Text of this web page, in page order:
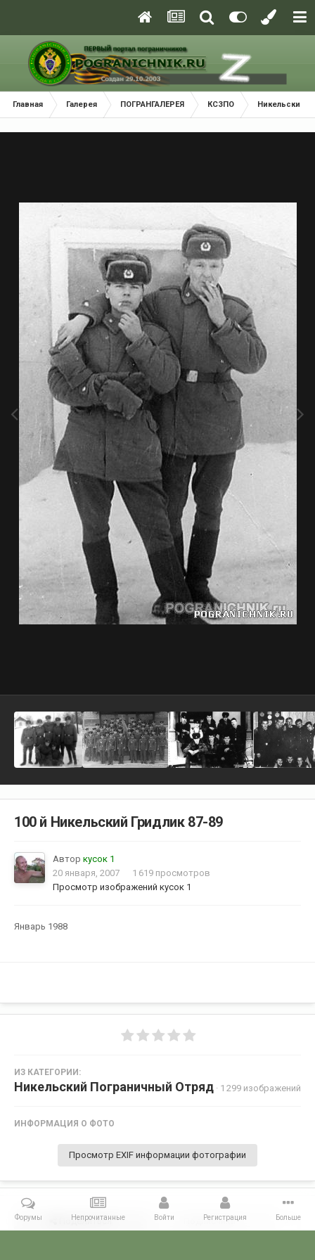
Главная Галерея ПОГРАНГАЛЕРЕЯ КСЗПО Никельский
100 й Никельский Гридлик 87-89
Автор кусок 1
20 января, 2007
1 619 просмотров
Просмотр изображений кусок 1
Январь 1988
ИЗ КАТЕГОРИИ:
Никельский Пограничный Отряд · 1 299 изображений
ИНФОРМАЦИЯ О ФОТО
Просмотр EXIF информации фотографии
Поделиться Подписчики 0
Форумы Непрочитанные Войти Регистрация Больше